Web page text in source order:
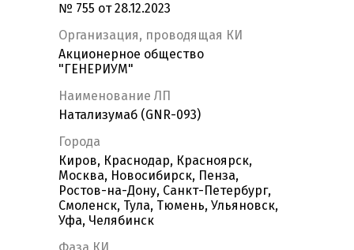
№ 755 от 28.12.2023
Организация, проводящая КИ
Акционерное общество
"ГЕНЕРИУМ"
Наименование ЛП
Натализумаб (GNR-093)
Города
Киров, Краснодар, Красноярск,
Москва, Новосибирск, Пенза,
Ростов-на-Дону, Санкт-Петербург,
Смоленск, Тула, Тюмень, Ульяновск,
Уфа, Челябинск